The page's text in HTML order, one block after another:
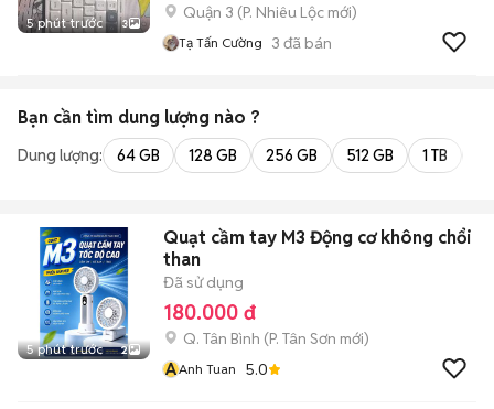
5 phút trước 3
Quận 3 (P. Nhiêu Lộc mới)
Tạ Tấn Cường 3 đã bán
Bạn cần tìm dung lượng nào ?
Dung lượng: 64 GB 128 GB 256 GB 512 GB 1 TB
5 phút trước 2
Quạt cầm tay M3 Động cơ không chổi
than
Đã sử dụng
180.000 đ
Q. Tân Bình (P. Tân Sơn mới)
AAnh Tuan 5.0